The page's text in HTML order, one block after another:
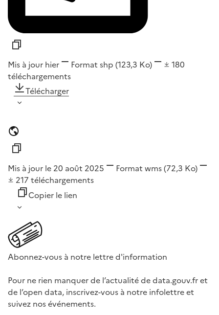
Mis à jour hier Format shp (123,3 Ko)
180
téléchargements
Télécharger
Mis à jour le 20 août 2025 Format wms(72,3 Ko)
217 téléchargements
Copier le lien
Abonnez-vous à notre lettre d'information
Pour ne rien manquer de l’actualité de data.gouv.fr et
de l’open data, inscrivez-vous à notre infolettre et
suivez nos événements.